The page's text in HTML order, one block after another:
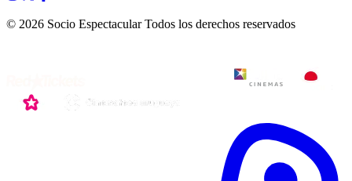
© 2026 Socio Espectacular Todos los derechos reservados